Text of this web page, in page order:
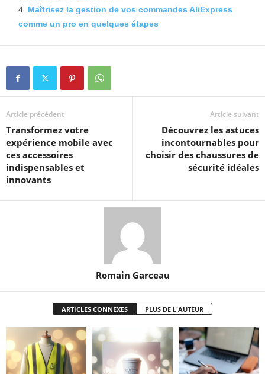
Maîtrisez la gestion de vos commandes AliExpress
comme un pro en quelques étapes
Article précédent
Transformez votre
expérience mobile avec
ces accessoires
indispensables et
innovants
Article suivant
Découvrez les astuces
incontournables pour
choisir des chaussures de
sécurité idéales
Romain Garceau
ARTICLES CONNEXES PLUS DE L'AUTEUR